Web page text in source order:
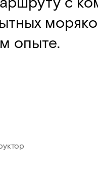
опыте.